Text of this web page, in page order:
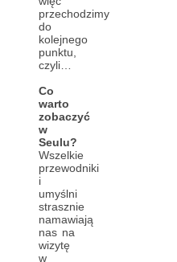
przechodzimy
do
kolejnego
punktu,
czyli…
Co
warto
zobaczyć
w
Seulu?
Wszelkie
przewodniki
i
umyślni
strasznie
namawiają
nas na
wizytę
w